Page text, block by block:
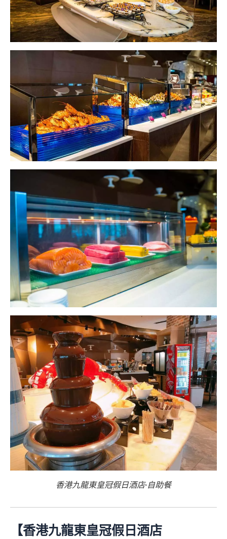
香港九龍東皇冠假日酒店-自助餐
【香港九龍東皇冠假日酒店